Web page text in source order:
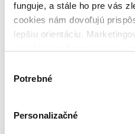
funguje, a stále ho pre vás
cookies nám dovoľujú
lepšiu orientáciu.
keby sme mohli používať
súhlasu
Potrebné
Personalizačné